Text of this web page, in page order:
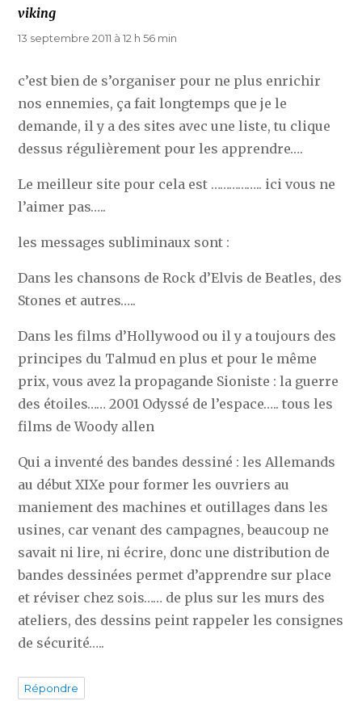
viking
13 septembre 2011 à 12 h 56 min
c’est bien de s’organiser pour ne plus enrichir
nos ennemies, ça fait longtemps que je le
demande, il y a des sites avec une liste, tu clique
dessus régulièrement pour les apprendre….
Le meilleur site pour cela est …………….. ici vous ne
l’aimer pas…..
les messages subliminaux sont :
Dans les chansons de Rock d’Elvis de Beatles, des
Stones et autres…..
Dans les films d’Hollywood ou il y a toujours des
principes du Talmud en plus et pour le même
prix, vous avez la propagande Sioniste : la guerre
des étoiles…… 2001 Odyssé de l’espace….. tous les
films de Woody allen
Qui a inventé des bandes dessiné : les Allemands
au début XIXe pour former les ouvriers au
maniement des machines et outillages dans les
usines, car venant des campagnes, beaucoup ne
savait ni lire, ni écrire, donc une distribution de
bandes dessinées permet d’apprendre sur place
et réviser chez sois…… de plus sur les murs des
ateliers, des dessins peint rappeler les consignes
de sécurité…..
Répondre